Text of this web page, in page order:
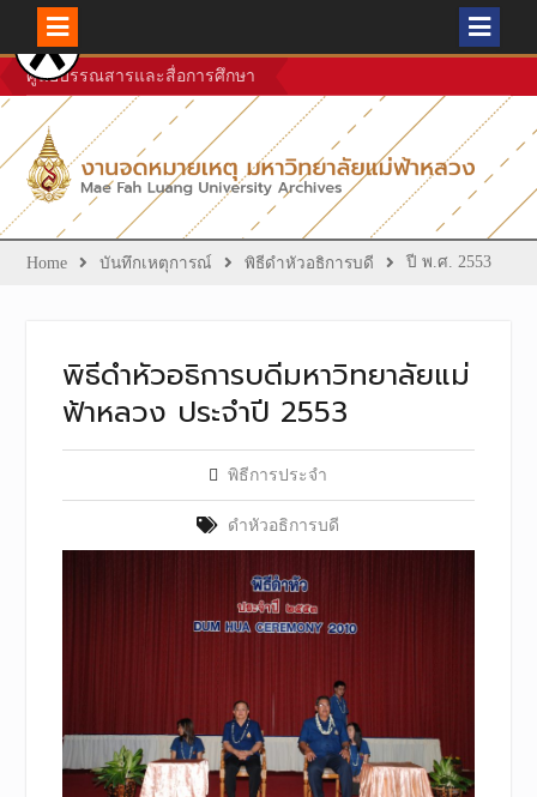
Skip
to
content
ศูนย์บรรณสารและสื่อการศึกษา
Home บันทึกเหตุการณ์ พิธีดำหัวอธิการบดี ปี พ.ศ. 2553
พิธีดำหัวอธิการบดีมหาวิทยาลัยแม่
ฟ้าหลวง ประจำปี 2553
พิธีการประจำ
ดำหัวอธิการบดี